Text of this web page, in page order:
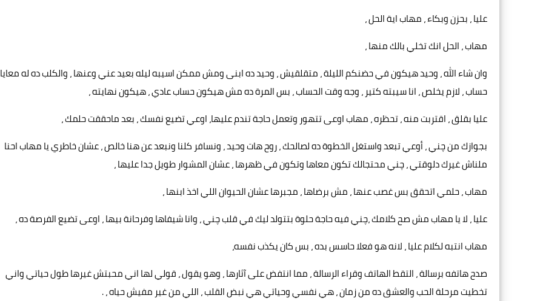
عليا ، بحزن وبكاء ، مهاب اية الحل ،
مهاب ، الحل انك تخلي بالك منها ،
وان شاء الله ، وحيد هيكون في حضنكم الليلة ، متقلقيش ، وحيد ده ابنى ومش ممكن اسيبه ليله بعيد عني وعنها ، والكلب ده له معايا
حساب ، لازم يخلص ، انا سيبته كتير ، وجه وقت الحساب ، بس المرة ده مش هيكون حساب عادي ، هيكون نهايته ،
عليا بقلق ، اقتربت منه ، تحظره ، مهاب اوعى تتهور وتعمل حاجة تندم عليها، اوعي تضيع نفسك ، بعد ماحققت حلمك ،
بجوازك من چني ، أوعي تبعد واستغل الخطوة ده لصالحك ، روح هات وحيد ، ونسافر كلنا ونبعد عن هنا خالص ، عشان خاطري يا مهاب احنا
ملناش غيرك دلوقتي ، چني محتجالك تكون معاها وتكون في ظهرها ، عشان المشوار طويل جدا عليها ،
مهاب ، حلمي اتحقق بس غصب عنها ، مش برضاها ، مجبرها عشان الحيوان اللي اخذ ابنها ،
عليا ، لا يا مهاب مش صح كلامك ،چني فيه حاجة حلوة بتتولد ليك في قلب چني ، وانا شيفاها وفرحانة بيها ، اوعى تضيع الفرصة ده ،
مهاب انتبه لكلام عليا ، لانه هو فعلا حاسس بده ، بس كان يكذب نفسه،
صدح هاتفه برسالة ، التقط الهاتف وقراء الرسالة ، مما انتفض على آثارها ، وهو يقول ، قولي لها اني محبتش غيرها طول حياتي واني
تخطيت مرحلة الحب والعشق ده من زمان ، هي نفسي وحياتي هي نبض القلب ، اللي من غير مفيش حياه ، .